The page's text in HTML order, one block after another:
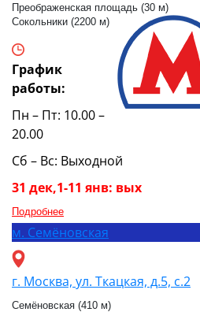
Преображенская площадь (30 м)
Сокольники (2200 м)
График
работы:
Пн – Пт: 10.00 –
20.00
Сб – Вс: Выходной
31 дек,1-11 янв: вых
Подробнее
м. Семёновская
г. Москва, ул. Ткацкая, д.5, с.2
Семёновская (410 м)